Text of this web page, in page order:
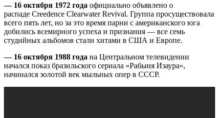
— 16 октября 1972 года официально объявлено о
распаде Creedence Clearwater Revival. Группа просуществовала
всего пять лет, но за это время парни с американского юга
добились всемирного успеха и признания — все семь
студийных альбомов стали хитами в США и Европе.
— 16 октября 1988 года на Центральном телевидении
начался показ бразильского сериала «Рабыня Изаура»,
начинался золотой век мыльных опер в СССР.